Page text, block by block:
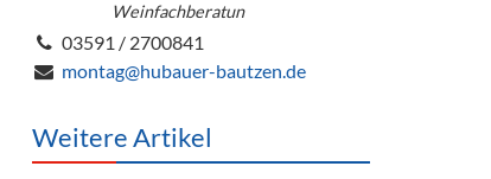
Weinfachberatun
03591 / 2700841
montag@hubauer-bautzen.de
Weitere Artikel